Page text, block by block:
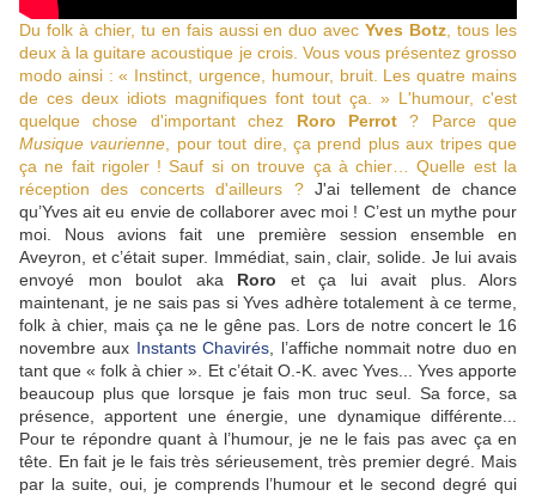
Du folk à chier, tu en fais aussi en duo avecYves Botz , tous les
deux à la guitare acoustique je crois. Vous vous présentez grosso
modo ainsi : « Instinct, urgence, humour, bruit. Les quatre mains
de ces deux idiots magnifiques font tout ça. » L'humour, c'est
quelque chose d'important chez Roro Perrot? Parce que
Musique vaurienne , pour tout dire, ça prend plus aux tripes que
ça ne fait rigoler ! Sauf si on trouve ça à chier… Quelle est la
réception des concerts d'ailleurs ? J'ai tellement de chance
qu’Yves ait eu envie de collaborer avec moi ! C’est un mythe pour
moi. Nous avions fait une première session ensemble en
Aveyron, et c’était super. Immédiat, sain, clair, solide. Je lui avais
envoyé mon boulot aka Roro et ça lui avait plus. Alors
maintenant, je ne sais pas si Yves adhère totalement à ce terme,
folk à chier, mais ça ne le gêne pas. Lors de notre concert le 16
novembre aux Instants Chavirés , l’affiche nommait notre duo en
tant que « folk à chier ». Et c’était O.-K. avec Yves... Yves apporte
beaucoup plus que lorsque je fais mon truc seul. Sa force, sa
présence, apportent une énergie, une dynamique différente...
Pour te répondre quant à l’humour, je ne le fais pas avec ça en
tête. En fait je le fais très sérieusement, très premier degré. Mais
par la suite, oui, je comprends l’humour et le second degré qui